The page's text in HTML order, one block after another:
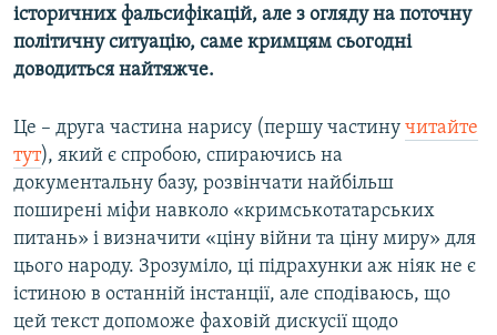
історичних фальсифікацій, але з огляду на поточну
політичну ситуацію, саме кримцям сьогодні
доводиться найтяжче.
Це – друга частина нарису (першу частину читайте
тут), який є спробою, спираючись на
документальну базу, розвінчати найбільш
поширені міфи навколо «кримськотатарських
питань» і визначити «ціну війни та ціну миру» для
цього народу. Зрозуміло, ці підрахунки аж ніяк не є
істиною в останній інстанції, але сподіваюсь, що
цей текст допоможе фаховій дискусії щодо